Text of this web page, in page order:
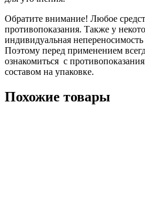
Обратите внимание! Любое
противопоказания. Также у
индивидуальная
Поэтому перед применением
ознакомиться с
составом на упаковке.
Похожие товары